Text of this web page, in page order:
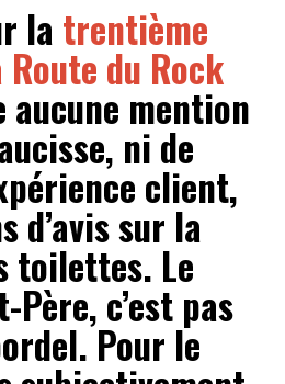
la trentième
du Rock
aucune mention
ni de
client,
d’avis sur la
toilettes. Le
Père, c’est pas
Pour le